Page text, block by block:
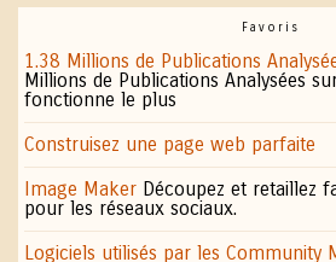
Favoris
1.38 Millions de Publications
Millions de Publications Analysées
fonctionne le plus
Construisez une page web parfaite
Image Maker Découpez et retaillez
pour les réseaux sociaux.
Logiciels utilisés par les Community